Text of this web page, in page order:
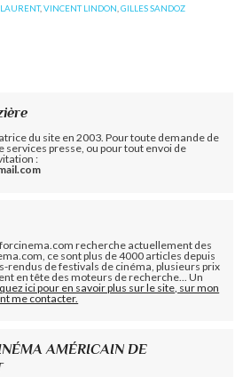
,VINCENT LINDON ,GILLES SANDOZ
du site en 2003. Pour toute demande de
presse, ou pour tout envoi de
:
recherche actuellement des
ce sont plus de 4000 articles depuis
rendus de festivals de cinéma, plusieurs prix
en tête des moteurs de recherche... Un
ici pour en savoir plus sur le site, sur mon
me contacter.
AMÉRICAIN DE